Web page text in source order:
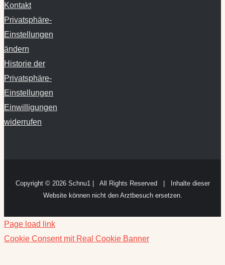
Kontakt
Privatsphäre-
Einstellungen
ändern
Historie der
Privatsphäre-
Einstellungen
Einwilligungen
widerrufen
Copyright © 2026 Schnu1 | All Rights Reserved | Inhalte dieser
Website können nicht den Arztbesuch ersetzen.
Page load link
Cookie Consent mit Real Cookie Banner